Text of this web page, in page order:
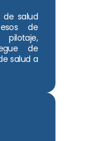
de salud
de
de
salud a